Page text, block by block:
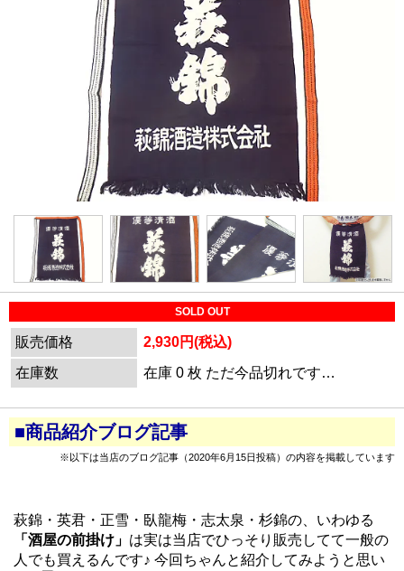
SOLD OUT
販売価格
2,930円(税込)
在庫数
在庫 0 枚 ただ今品切れです…
■商品紹介ブログ記事
※以下は当店のブログ記事（2020年6月15日投稿）の内容を掲載しています
萩錦・英君・正雪・臥龍梅・志太泉・杉錦の、いわゆる
「酒屋の前掛け」 は実は当店でひっそり販売してて一般の
人でも買えるんです♪ 今回ちゃんと紹介してみようと思い